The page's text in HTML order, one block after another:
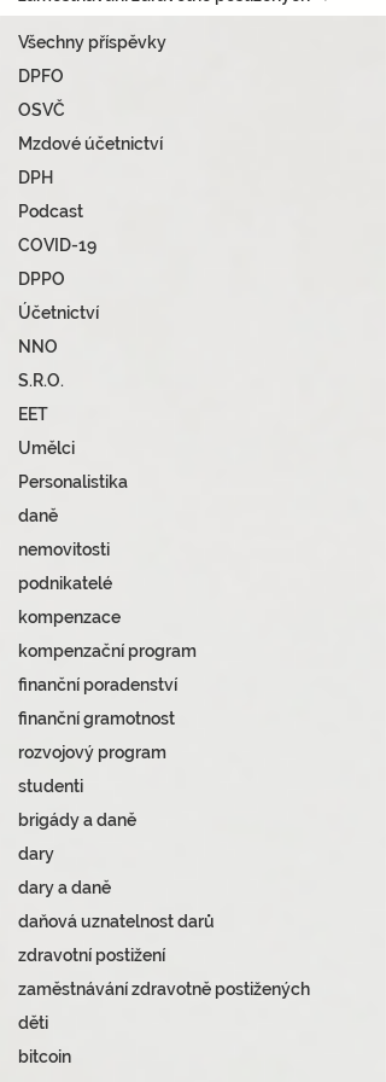
Všechny příspěvky
DPFO
OSVČ
Mzdové účetnictví
DPH
Podcast
COVID-19
DPPO
Účetnictví
NNO
S.R.O.
EET
Umělci
Personalistika
daně
nemovitosti
podnikatelé
kompenzace
kompenzační program
finanční poradenství
finanční gramotnost
rozvojový program
studenti
brigády a daně
dary
dary a daně
daňová uznatelnost darů
zdravotní postižení
zaměstnávání zdravotně postižených
děti
bitcoin